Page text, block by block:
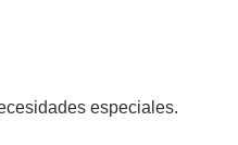
especiales.